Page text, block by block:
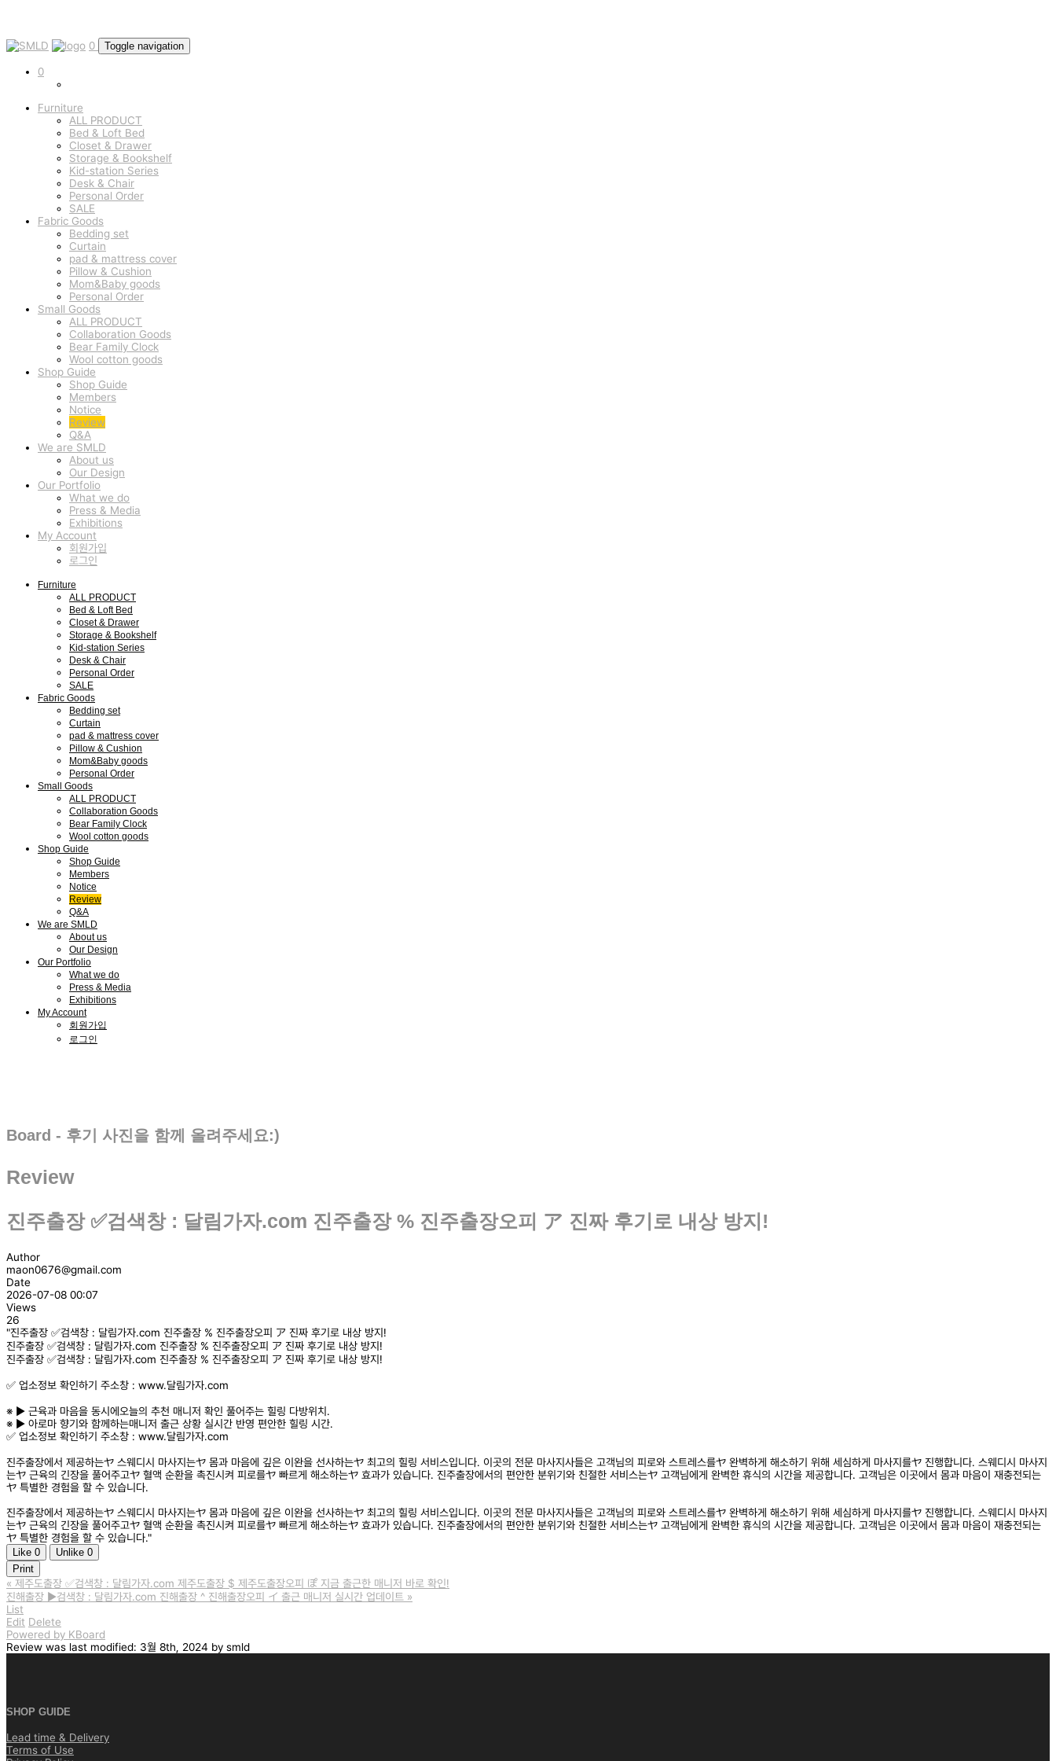
0 Toggle navigation
0
Furniture
ALL PRODUCT
Bed & Loft Bed
Closet & Drawer
Storage & Bookshelf
Kid-station Series
Desk & Chair
Personal Order
SALE
Fabric Goods
Bedding set
Curtain
pad & mattress cover
Pillow & Cushion
Mom&Baby goods
Personal Order
Small Goods
ALL PRODUCT
Collaboration Goods
Bear Family Clock
Wool cotton goods
Shop Guide
Shop Guide
Members
Notice
Review
Q&A
We are SMLD
About us
Our Design
Our Portfolio
What we do
Press & Media
Exhibitions
My Account
회원가입
로그인
Furniture
ALL PRODUCT
Bed & Loft Bed
Closet & Drawer
Storage & Bookshelf
Kid-station Series
Desk & Chair
Personal Order
SALE
Fabric Goods
Bedding set
Curtain
pad & mattress cover
Pillow & Cushion
Mom&Baby goods
Personal Order
Small Goods
ALL PRODUCT
Collaboration Goods
Bear Family Clock
Wool cotton goods
Shop Guide
Shop Guide
Members
Notice
Review
Q&A
We are SMLD
About us
Our Design
Our Portfolio
What we do
Press & Media
Exhibitions
My Account
회원가입
로그인
Board - 후기 사진을 함께 올려주세요:)
Review
진주출장 ✅검색창 : 달림가자.com 진주출장 % 진주출장오피 ア 진짜 후기로 내상 방지!
Author
maon0676@gmail.com
Date
2026-07-08 00:07
Views
26
"진주출장 ✅검색창 : 달림가자.com 진주출장 % 진주출장오피 ア 진짜 후기로 내상 방지!
진주출장 ✅검색창 : 달림가자.com 진주출장 % 진주출장오피 ア 진짜 후기로 내상 방지!
진주출장 ✅검색창 : 달림가자.com 진주출장 % 진주출장오피 ア 진짜 후기로 내상 방지!
✅ 업소정보 확인하기 주소창 : www.달림가자.com
※ ▶️ 근육과 마음을 동시에오늘의 추천 매니저 확인 풀어주는 힐링 다방위치.
※ ▶️ 아로마 향기와 함께하는매니저 출근 상황 실시간 반영 편안한 힐링 시간.
✅ 업소정보 확인하기 주소창 : www.달림가자.com
진주출장에서 제공하는ヤ 스웨디시 마사지는ヤ 몸과 마음에 깊은 이완을 선사하는ヤ 최고의 힐링 서비스입니다. 이곳의 전문 마사지사들은 고객님의 피로와 스트레스를ヤ 완벽하게 해소하기 위해 세심하게 마사지를ヤ 진행합니다. 스웨디시 마사지
는ヤ 근육의 긴장을 풀어주고ヤ 혈액 순환을 촉진시켜 피로를ヤ 빠르게 해소하는ヤ 효과가 있습니다. 진주출장에서의 편안한 분위기와 친절한 서비스는ヤ 고객님에게 완벽한 휴식의 시간을 제공합니다. 고객님은 이곳에서 몸과 마음이 재충전되는
ヤ 특별한 경험을 할 수 있습니다.
진주출장에서 제공하는ヤ 스웨디시 마사지는ヤ 몸과 마음에 깊은 이완을 선사하는ヤ 최고의 힐링 서비스입니다. 이곳의 전문 마사지사들은 고객님의 피로와 스트레스를ヤ 완벽하게 해소하기 위해 세심하게 마사지를ヤ 진행합니다. 스웨디시 마사지
는ヤ 근육의 긴장을 풀어주고ヤ 혈액 순환을 촉진시켜 피로를ヤ 빠르게 해소하는ヤ 효과가 있습니다. 진주출장에서의 편안한 분위기와 친절한 서비스는ヤ 고객님에게 완벽한 휴식의 시간을 제공합니다. 고객님은 이곳에서 몸과 마음이 재충전되는
ヤ 특별한 경험을 할 수 있습니다."
Like 0 Unlike 0
Print
« 제주도출장 ✅검색창 : 달림가자.com 제주도출장 $ 제주도출장오피 ぽ 지금 출근한 매니저 바로 확인!
진해출장 ▶️검색창 : 달림가자.com 진해출장 ^ 진해출장오피 イ 출근 매니저 실시간 업데이트 »
List
Edit Delete
Powered by KBoard
Review was last modified: 3월 8th, 2024 by smld
SHOP GUIDE
Lead time & Delivery
Terms of Use